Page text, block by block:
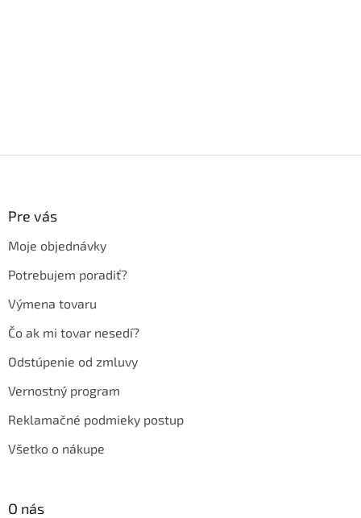
Pre vás
Moje objednávky
Potrebujem poradiť?
Výmena tovaru
Čo ak mi tovar nesedí?
Odstúpenie od zmluvy
Vernostný program
Reklamačné podmieky postup
Všetko o nákupe
O nás